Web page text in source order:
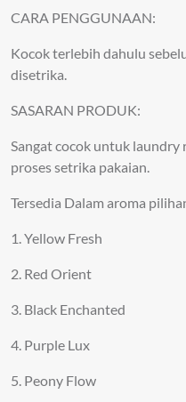
CARA PENGGUNAAN:
Kocok terlebih dahulu
disetrika.
SASARAN PRODUK:
Sangat cocok untuk laundry
proses setrika pakaian.
Tersedia Dalam aroma
1. Yellow Fresh
2. Red Orient
3. Black Enchanted
4. Purple Lux
5. Peony Flow